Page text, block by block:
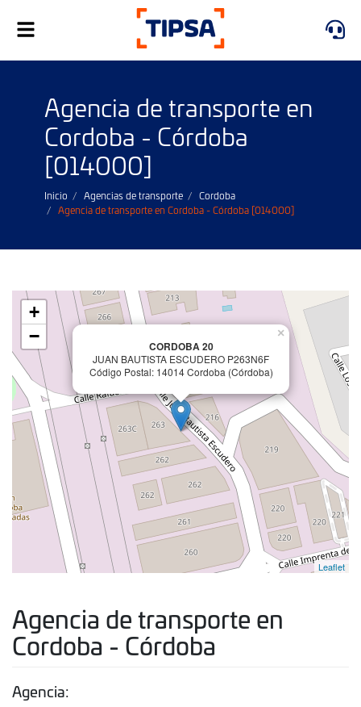
Alternar
navegación
Agencia de transporte en
Cordoba - Córdoba
[014000]
Inicio Agencias de transporte
Cordoba
Agencia de transporte en Cordoba - Córdoba [014000]
CORDOBA 20
JUAN BAUTISTA ESCUDERO P263N6F
Código Postal: 14014 Cordoba (Córdoba)
×
+
−
Leaflet
Agencia de transporte en
Cordoba - Córdoba
Agencia: